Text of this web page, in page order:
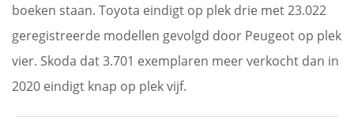
boeken staan. Toyota eindigt op plek drie met 23.022
geregistreerde modellen gevolgd door Peugeot op plek
vier. Skoda dat 3.701 exemplaren meer verkocht dan in
2020 eindigt knap op plek vijf.